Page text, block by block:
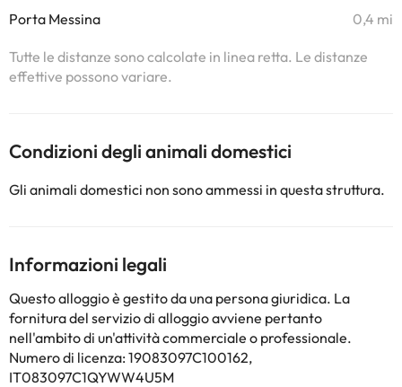
Porta Messina 0,4 mi
Tutte le distanze sono calcolate in linea retta. Le distanze
effettive possono variare.
Condizioni degli animali domestici
Gli animali domestici non sono ammessi in questa struttura.
Informazioni legali
Questo alloggio è gestito da una persona giuridica. La
fornitura del servizio di alloggio avviene pertanto
nell'ambito di un'attività commerciale o professionale.
Numero di licenza: 19083097C100162,
IT083097C1QYWW4U5M